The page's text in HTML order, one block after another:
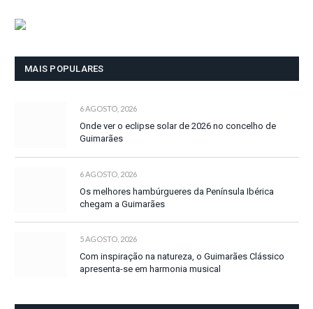
MAIS POPULARES
6 AGOSTO, 2026
Onde ver o eclipse solar de 2026 no concelho de
Guimarães
6 AGOSTO, 2026
Os melhores hambúrgueres da Península Ibérica
chegam a Guimarães
5 AGOSTO, 2026
Com inspiração na natureza, o Guimarães Clássico
apresenta-se em harmonia musical